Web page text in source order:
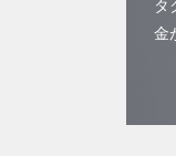
タ
金